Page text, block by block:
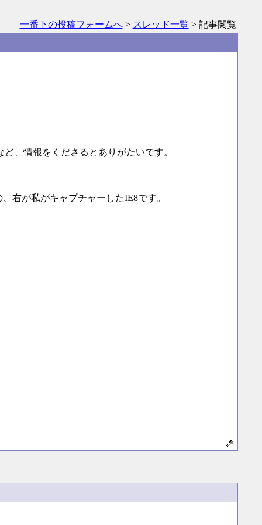
一番下の投稿フォームへ> スレッド一覧 > 記事閲覧
、情報をくださるとありがたいです。
右が私がキャプチャーしたIE8です。